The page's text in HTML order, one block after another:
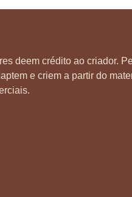
deem crédito ao criador.
e criem a partir do